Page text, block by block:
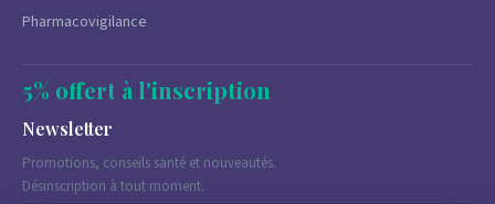
Pharmacovigilance
5% offert à l'inscription
Newsletter
Promotions, conseils santé et nouveautés.
Désinscription à tout moment.